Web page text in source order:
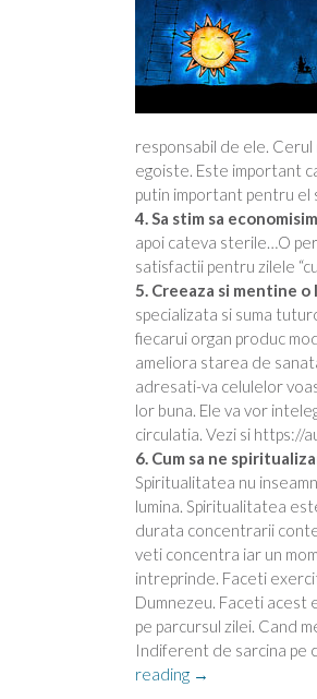
responsabil de ele.
egoiste. Este important
putin important pentru el
4. Sa stim sa
apoi cateva sterile…O
satisfactii pentru zilele
5. Creeaza si mentine
specializata si suma
fiecarui organ produc
ameliora starea de
adresati-va celulelor
lor buna. Ele va vor
circulatia. Vezi si https://
6. Cum sa ne
Spiritualitatea nu
lumina. Spiritualitatea
durata concentrarii
veti concentra iar un
intreprinde. Faceti
Dumnezeu. Faceti acest
pe parcursul zilei. Cand
Indiferent de sarcina pe
reading “Sfaturi
→